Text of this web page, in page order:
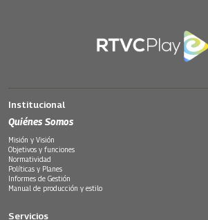
Institucional
Quiénes Somos
Misión y Visión
Objetivos y funciones
Normatividad
Políticas y Planes
Informes de Gestión
Manual de producción y estilo
Servicios